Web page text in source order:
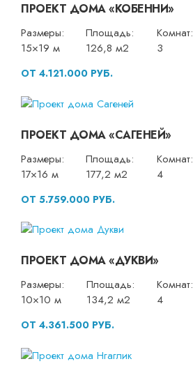
ПРОЕКТ ДОМА «КОБЕННИ»
Размеры:
15×19 м
Площадь:
126,8 м2
Комнат:
3
ОТ 4.121.000 РУБ.
ПРОЕКТ ДОМА «САГЕНЕЙ»
Размеры:
17×16 м
Площадь:
177,2 м2
Комнат:
4
ОТ 5.759.000 РУБ.
ПРОЕКТ ДОМА «ДУКВИ»
Размеры:
10×10 м
Площадь:
134,2 м2
Комнат:
4
ОТ 4.361.500 РУБ.